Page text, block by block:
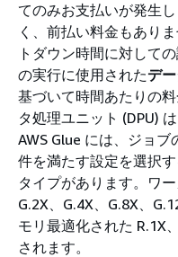
てのみお支払いが発生
く、前払い料金もあり
トダウン時間に対して
の実行に使用されたデ
基づいて時間あたりの
タ処理ユニット (DPU) は
AWS Glue には、ジョ
件を満たす設定を選択
タイプがあります。ワ
G.2X、G.4X、G.8X、
モリ最適化された R.1X
されます。